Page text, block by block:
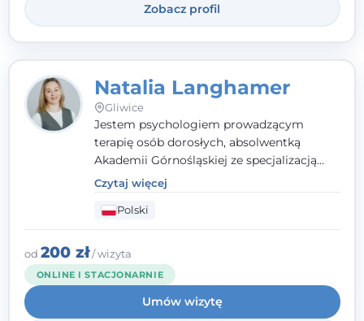
Zobacz profil
Natalia Langhamer
Gliwice
Jestem psychologiem prowadzącym
terapię osób dorosłych, absolwentką
Akademii Górnośląskiej ze specjalizacją
kliniczną. Oferuję konsultacje
psychologiczne i pierwszą pomoc
psychologiczną w kryzysie, przewlekłym
stresie czy obniżonym nastroju. Każde
spotkanie traktuję z szacunkiem,
uważnością i w atmosferze zaufania.
Czytaj więcej
Polski
od 200 zł/ wizyta
ONLINE I STACJONARNIE
Umów wizytę